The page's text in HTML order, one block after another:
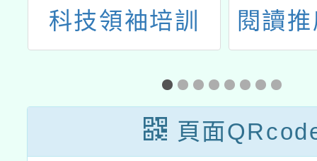
科技領袖培訓
營」
閱讀
頁面